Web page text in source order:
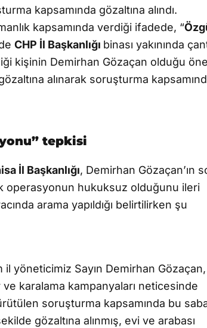
kapsamında gözaltına alındı.
kapsamında verdiği ifadede, “
CHP İl Başkanlığı binası yakınında
kişinin Demirhan Gözaçan olduğu öne
alınarak soruşturma
tepkisi
İl Başkanlığı, Demirhan Gözaçan’ın
operasyonun hukuksuz olduğunu ileri
arama yapıldığı belirtilirken şu
il yöneticimiz Sayın Demirhan Gözaçan,
karalama kampanyaları neticesinde
soruşturma kapsamında bu
gözaltına alınmış, evi ve arabası